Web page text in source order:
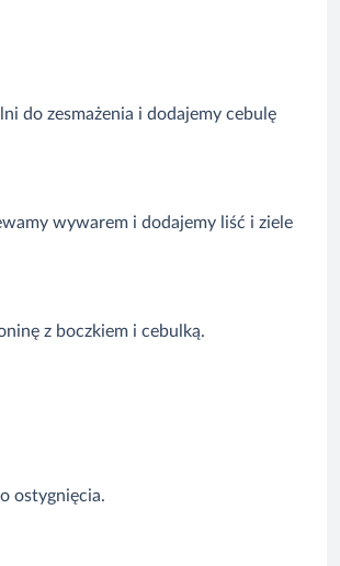
do zesmażenia i dodajemy cebulę
wywarem i dodajemy liść i ziele
z boczkiem i cebulką.
ostygnięcia.